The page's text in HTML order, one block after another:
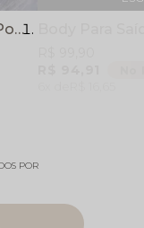
Saída Maternidade Vestido PomPom - Amarelo - Completa - 4 Peças